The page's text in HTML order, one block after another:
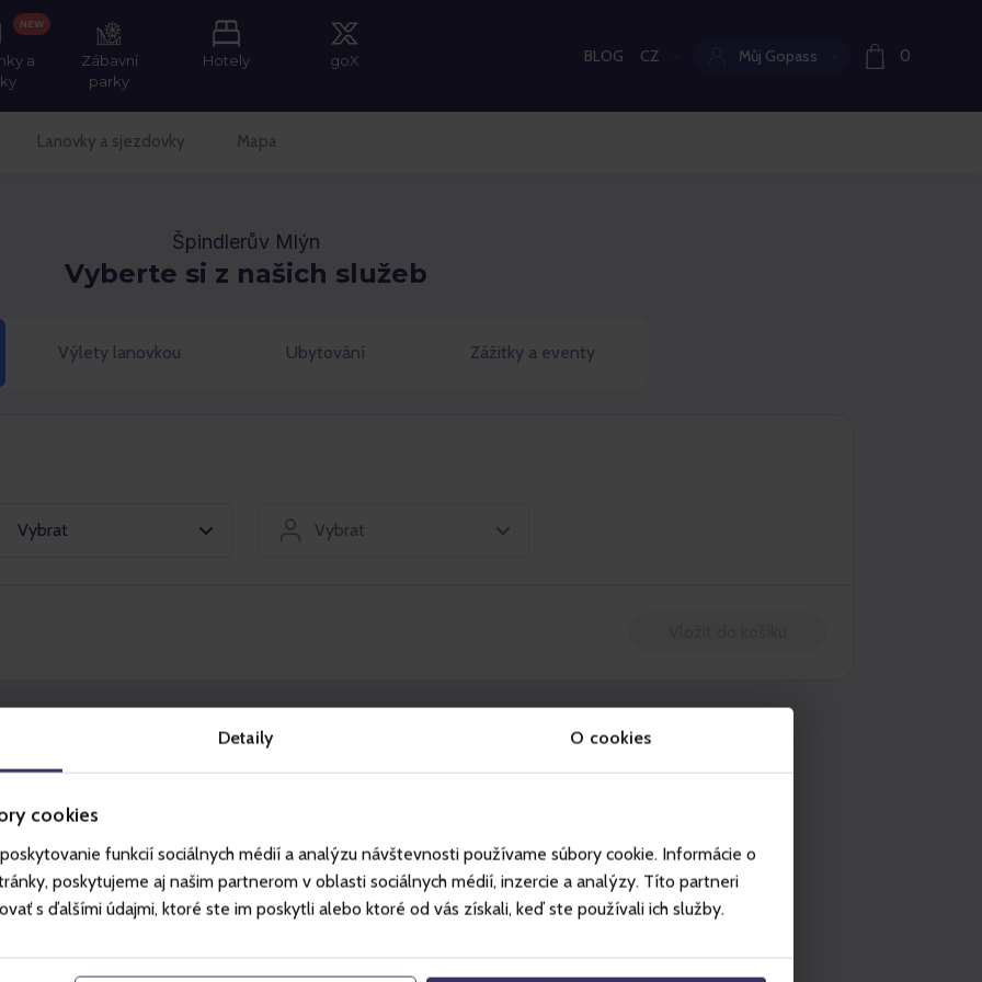
Detaily O cookies
cookies
funkcií sociálnych médií a analýzu návštevnosti používame súbory cookie. Informácie o
poskytujeme aj našim partnerom v oblasti sociálnych médií, inzercie a analýzy. Títo partneri
s ďalšími údajmi, ktoré ste im poskytli alebo ktoré od vás získali, keď ste používali ich služby.
a
NEW
Zábavní
parky
Hotely goX BLOG Aktuální jazyk:
CZ Můj Gopass 0
Lanovky a sjezdovky Mapa
Špindlerův Mlýn
Vyberte si z našich služeb
Výlety lanovkou Ubytování Zážitky a eventy
Vybrat Vybrat
(první (1) vlna prodeje) a v období od
prodeje), je zákazník povinen uhradit 1. část
(druhou část ceny) Gopass SKI nejpozději
na druhou část ceny se nachází v sekci
Využití na místech
Štrbské Pleso - Vysoké Tatry
Starý Smokovec - Vysoké Tatry
Szczyrk